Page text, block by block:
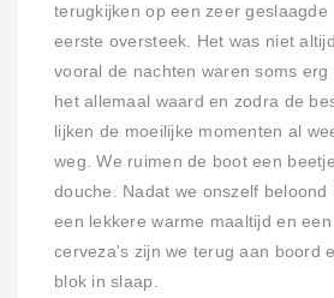
terugkijken op een zeer geslaagde
eerste oversteek. Het was niet
vooral de nachten waren soms erg
het allemaal waard en zodra de
lijken de moeilijke momenten al
weg. We ruimen de boot een
douche. Nadat we onszelf beloond
een lekkere warme maaltijd en
cerveza's zijn we terug aan boord
blok in slaap.